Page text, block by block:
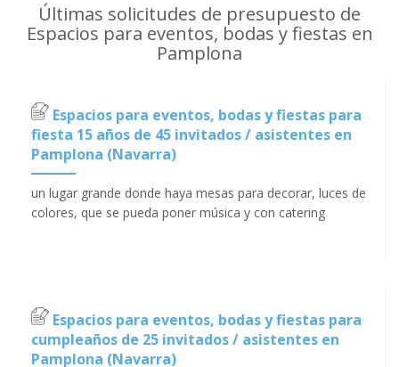
Últimas solicitudes de presupuesto de
Espacios para eventos, bodas y fiestas en
Pamplona
Espacios para eventos, bodas y fiestas para
fiesta 15 años de 45 invitados / asistentes en
Pamplona (Navarra)
un lugar grande donde haya mesas para decorar, luces de
colores, que se pueda poner música y con catering
Espacios para eventos, bodas y fiestas para
cumpleaños de 25 invitados / asistentes en
Pamplona (Navarra)